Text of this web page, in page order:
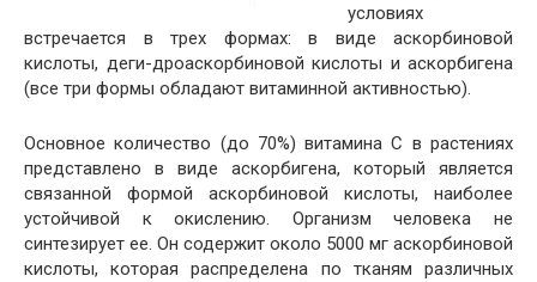
условиях
встречается в трех формах: в виде аскорбиновой
кислоты, деги-дроаскорбиновой кислоты и аскорбигена
(все три формы обладают витаминной активностью).
Основное количество (до 70%) витамина С в растениях
представлено в виде аскорбигена, который является
связанной формой аскорбиновой кислоты, наиболее
устойчивой к окислению. Организм человека не
синтезирует ее. Он содержит около 5000 мг аскорбиновой
кислоты, которая распределена по тканям различных